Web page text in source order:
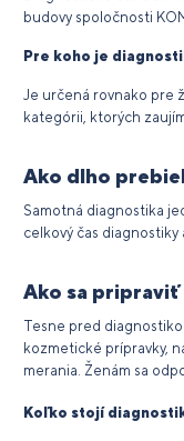
budovy spoločnosti
Pre koho je
Je určená rovnako pre
kategórii, ktorých
Ako dlho
Samotná diagnostika
celkový čas
Ako sa pripraviť
Tesne pred
kozmetické prípravky,
merania. Ženám sa
Koľko stojí